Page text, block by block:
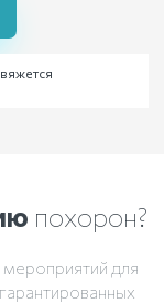
похорон?
для